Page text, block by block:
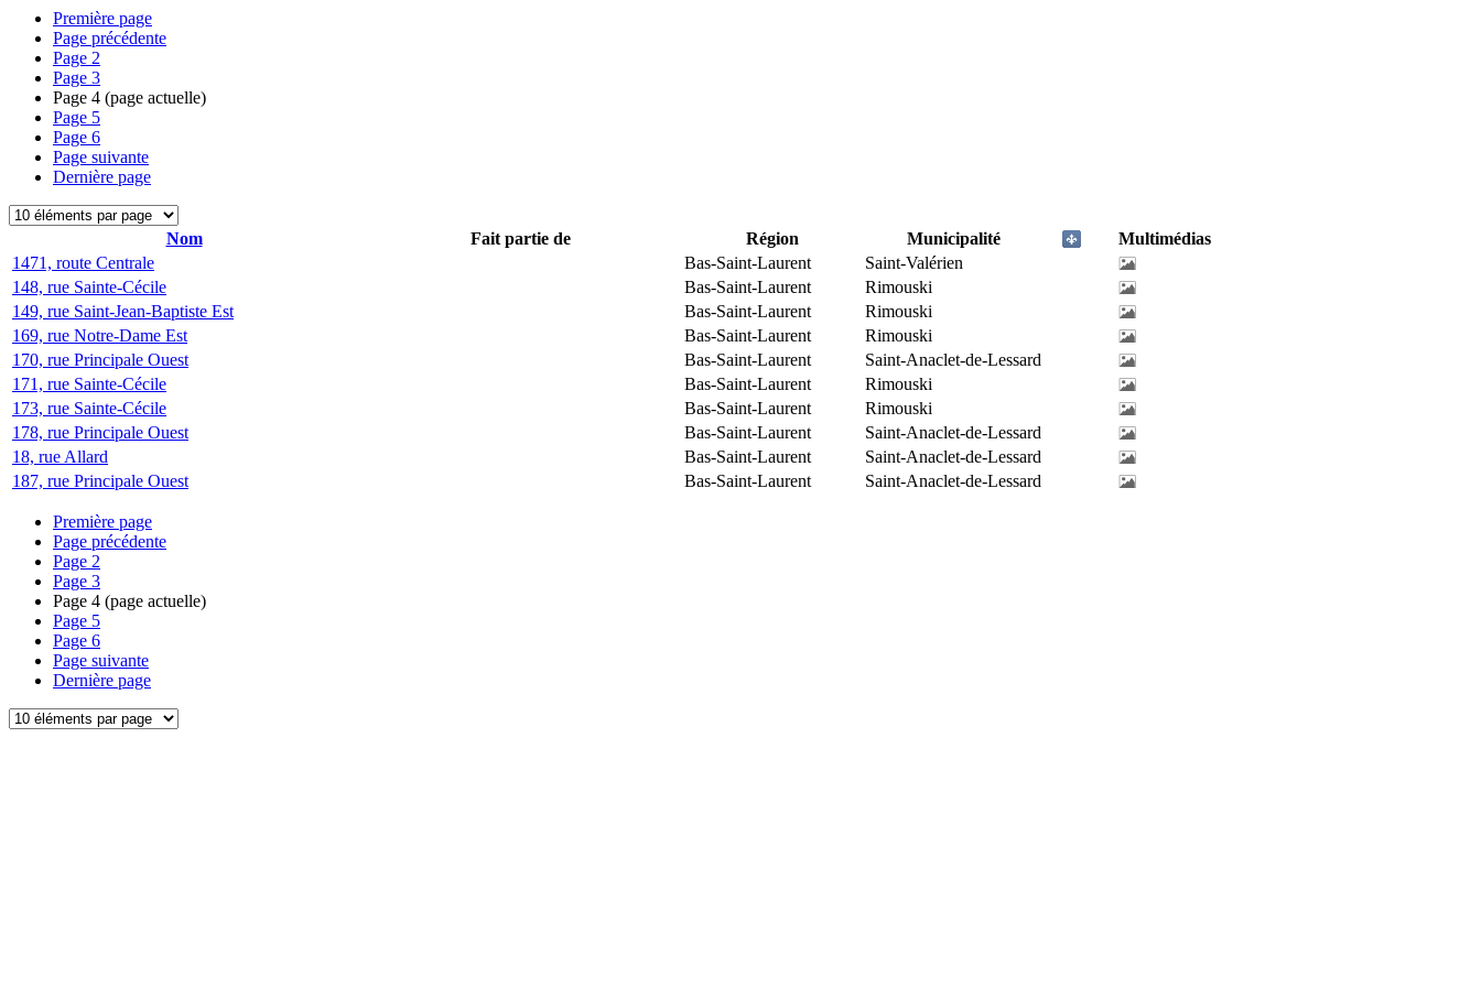
Première page
Page précédente
Page 2
Page 3
Page 4 (page actuelle)
Page 5
Page 6
Page suivante
Dernière page
Nom Fait partie de Région Municipalité
Multimédias
1471, route Centrale
Bas-Saint-Laurent
Saint-Valérien
148, rue Sainte-Cécile
Bas-Saint-Laurent
Rimouski
149, rue Saint-Jean-Baptiste Est
Bas-Saint-Laurent
Rimouski
169, rue Notre-Dame Est
Bas-Saint-Laurent
Rimouski
170, rue Principale Ouest
Bas-Saint-Laurent
Saint-Anaclet-de-Lessard
171, rue Sainte-Cécile
Bas-Saint-Laurent
Rimouski
173, rue Sainte-Cécile
Bas-Saint-Laurent
Rimouski
178, rue Principale Ouest
Bas-Saint-Laurent
Saint-Anaclet-de-Lessard
18, rue Allard
Bas-Saint-Laurent
Saint-Anaclet-de-Lessard
187, rue Principale Ouest
Bas-Saint-Laurent Saint-Anaclet-de-Lessard
Première page
Page précédente
Page 2
Page 3
Page 4 (page actuelle)
Page 5
Page 6
Page suivante
Dernière page